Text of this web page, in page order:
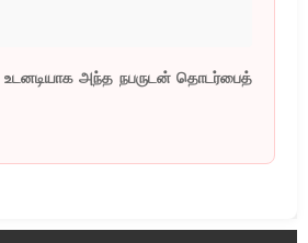
உடனடியாக அந்த நபருடன் தொடர்பைத்